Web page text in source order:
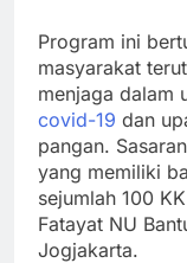
Program ini
masyarakat
menjaga dalam
covid-19 dan
pangan.
yang memiliki
sejumlah 100
Fatayat NU
Jogjakarta.